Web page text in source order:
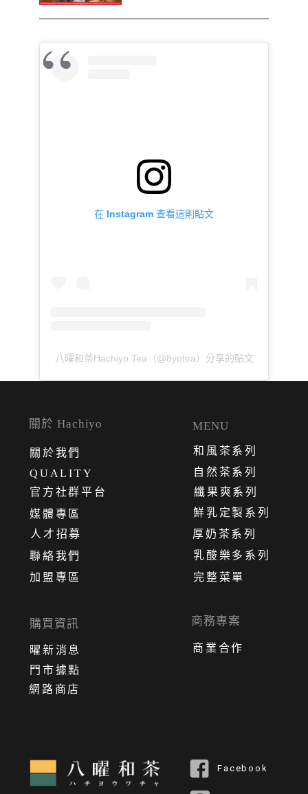
在 Instagram 查看這則貼文
八曜和茶Hachiyo Tea（@8yotea）分享的貼文
Facebook
人才招募
關於 Hachiyo
關 於我們
QUALITY
官方社群平台
媒體專區
網路商店
門市據點
曜新消息
購買資訊
聯絡我們
加盟專區
商務專案
商業合作
乳酸樂多系列
厚奶茶系列
鮮乳定製系列
纖果爽系列
自然茶系列
和風茶系列
MENU
完整菜單